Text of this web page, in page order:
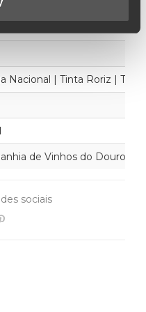
Nacional | Tinta Roriz |
de Vinhos do Douro
sociais